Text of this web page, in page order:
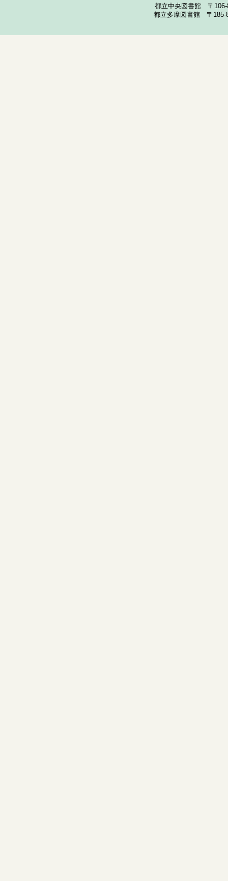
都立中央図書館 〒
都立多摩図書館 〒185-